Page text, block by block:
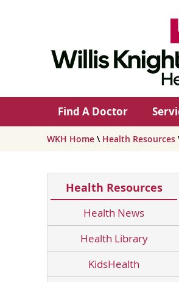
Find A Doctor
WKH Home \ Health Resources
Health Resources
Health News
Health Library
KidsHealth